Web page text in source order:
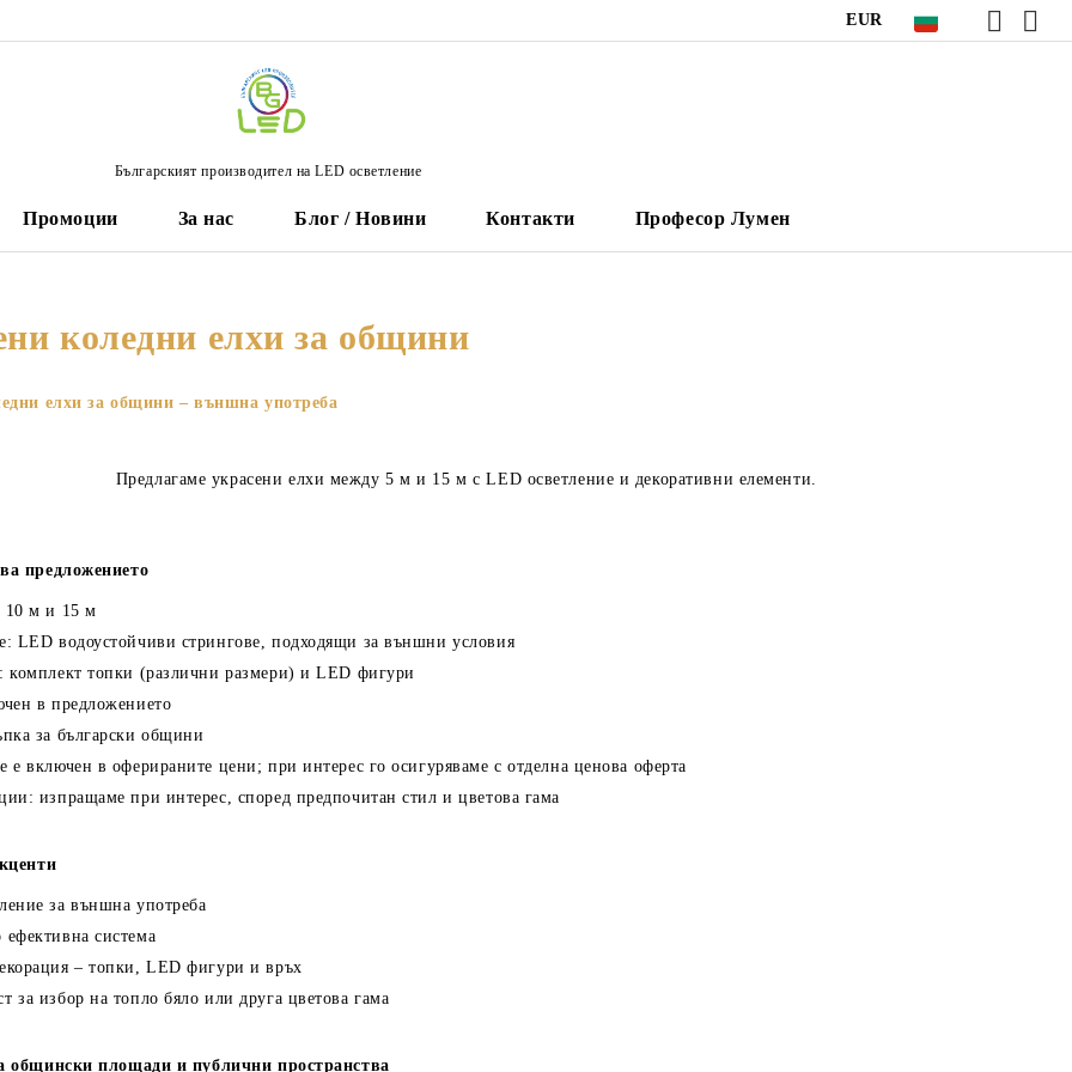
EUR
Българският производител на LED осветление
Промоции За нас Блог / Новини Контакти Професор Лумен
коледни елхи за общини
елхи за общини – външна употреба
Предлагаме украсени елхи между 5 м и 15 м с LED осветление и декоративни елементи.
предложението
10 м и 15 м
LED водоустойчиви стрингове, подходящи за външни условия
комплекттопки (различни размери) иLED фигури
в предложението
за български общини
е включен в оферираните цени; при интерес го осигуряваме с отделна ценова оферта
изпращаме при интерес, според предпочитан стил и цветова гама
за външна употреба
система
– топки, LED фигури и връх
за избор на топло бяло или друга цветова гама
общински площади и публични пространства